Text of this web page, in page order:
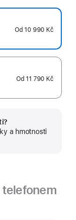
Od10 990 Kč
Od11 790 Kč
a hmotnosti